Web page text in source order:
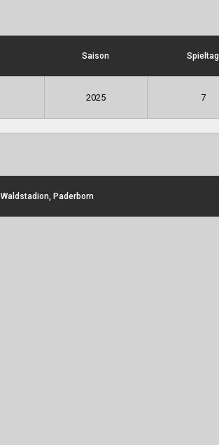
Saison Spieltag
2025 7
Waldstadion, Paderborn